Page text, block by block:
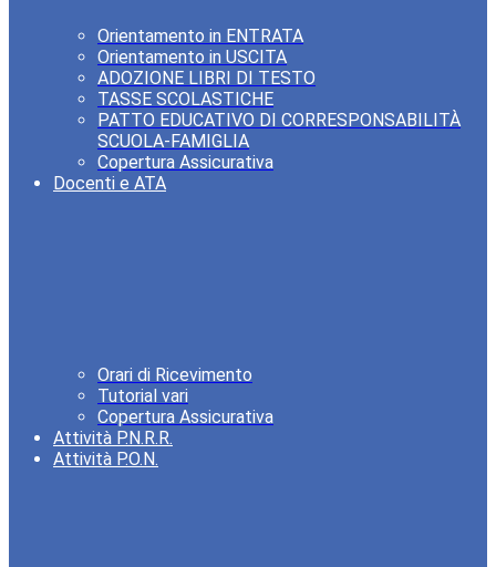
Orientamento in ENTRATA
Orientamento in USCITA
ADOZIONE LIBRI DI TESTO
TASSE SCOLASTICHE
PATTO EDUCATIVO DI CORRESPONSABILITÀ
SCUOLA-FAMIGLIA
Copertura Assicurativa
Docenti e ATA
Orari di Ricevimento
Tutorial vari
Copertura Assicurativa
Attività P.N.R.R.
Attività P.O.N.